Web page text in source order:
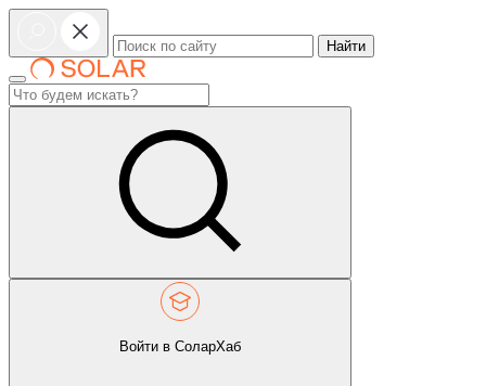
Найти
Войти в СоларХаб